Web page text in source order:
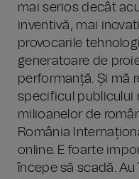
mai serios decât
inventivă, mai
provocarile
generatoare de
performanță. Și mă
specificul publicului
milioanelor de
România
online. E foarte
începe să scadă. Au